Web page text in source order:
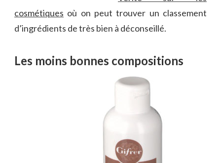
cosmétiques où on peut trouver un classement
d’ingrédients de très bien à déconseillé.
Les moins bonnes compositions